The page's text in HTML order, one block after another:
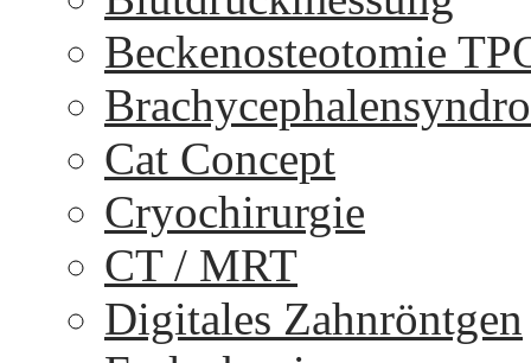
Beckenosteotomie
Cat Concept
Cryochirurgie
CT / MRT
Digitales Zahnröntgen